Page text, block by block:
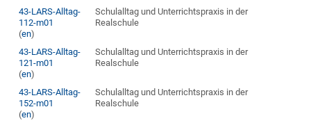
43-LARS-Alltag-
112-m01
(en)
Schulalltag und Unterrichtspraxis in der
Realschule
43-LARS-Alltag-
121-m01
(en)
Schulalltag und Unterrichtspraxis in der
Realschule
43-LARS-Alltag-
152-m01
(en)
Schulalltag und Unterrichtspraxis in der
Realschule